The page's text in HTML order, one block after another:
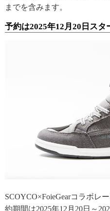
までを含みます。
予約は2025年12月20日スタ
SCOYCO×FoieGearコラボレ
約期間は2025年12月20日～